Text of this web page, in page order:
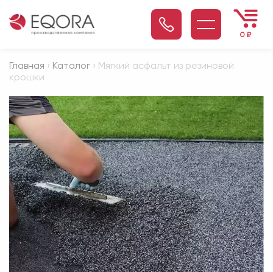
0 ₽
Главная › Каталог › Мягкий асфальт из резиновой
крошки